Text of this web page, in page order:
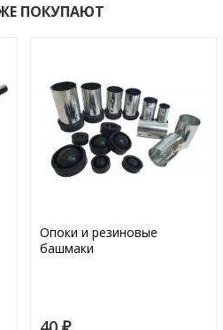
ПОКУПАЮТ
Опоки и резиновые
башмаки
₽